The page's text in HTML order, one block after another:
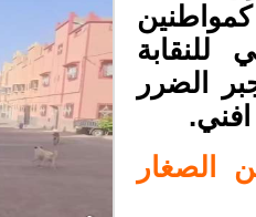
للنقابة
الضرر
الصغار